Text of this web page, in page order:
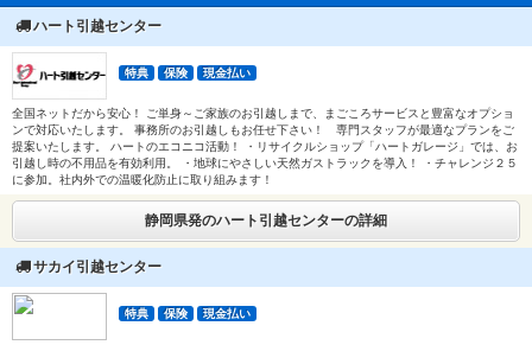
ハート引越センター
特典 保険 現金払い
全国ネットだから安心！ ご単身～ご家族のお引越しまで、まごころサービスと豊富なオプショ
ンで対応いたします。 事務所のお引越しもお任せ下さい！ 専門スタッフが最適なプランをご
提案いたします。 ハートのエコニコ活動！ ・リサイクルショップ「ハートガレージ」では、お
引越し時の不用品を有効利用。 ・地球にやさしい天然ガストラックを導入！ ・チャレンジ２５
に参加。社内外での温暖化防止に取り組みます！
静岡県発のハート引越センターの詳細
サカイ引越センター
特典 保険 現金払い